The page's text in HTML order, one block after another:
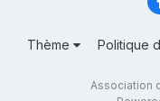
Thème Politique
Association